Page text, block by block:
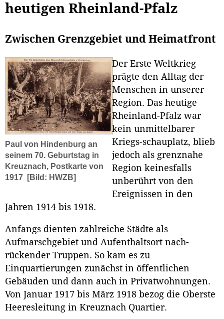
heutigen Rheinland-Pfalz
Zwischen Grenzgebiet und Heimatfront
Paul von Hindenburg an
seinem 70. Geburtstag in
Kreuznach, Postkarte von
1917
[Bild: HWZB]
Der Erste Weltkrieg
prägte den Alltag der
Menschen in unserer
Region. Das heutige
Rheinland-Pfalz war
kein unmittelbarer
Kriegs-schauplatz, blieb
jedoch als grenznahe
Region keinesfalls
unberührt von den
Ereignissen in den
Jahren 1914 bis 1918.
Anfangs dienten zahlreiche Städte als
Aufmarschgebiet und Aufenthaltsort nach-
rückender Truppen. So kam es zu
Einquartierungen zunächst in öffentlichen
Gebäuden und dann auch in Privatwohnungen.
Von Januar 1917 bis März 1918 bezog die Oberste
Heeresleitung in Kreuznach Quartier.